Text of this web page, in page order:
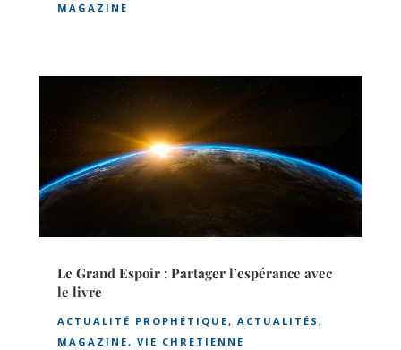
MAGAZINE
Le Grand Espoir : Partager l’espérance avec
le livre
ACTUALITÉ PROPHÉTIQUE, ACTUALITÉS ,
MAGAZINE, VIE CHRÉTIENNE